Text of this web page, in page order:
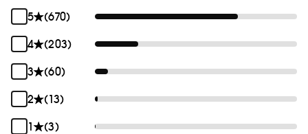
5
(670)
4
(203)
3
(60)
2
(13)
1
(3)